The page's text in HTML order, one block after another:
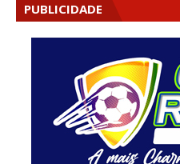
PUBLICIDADE